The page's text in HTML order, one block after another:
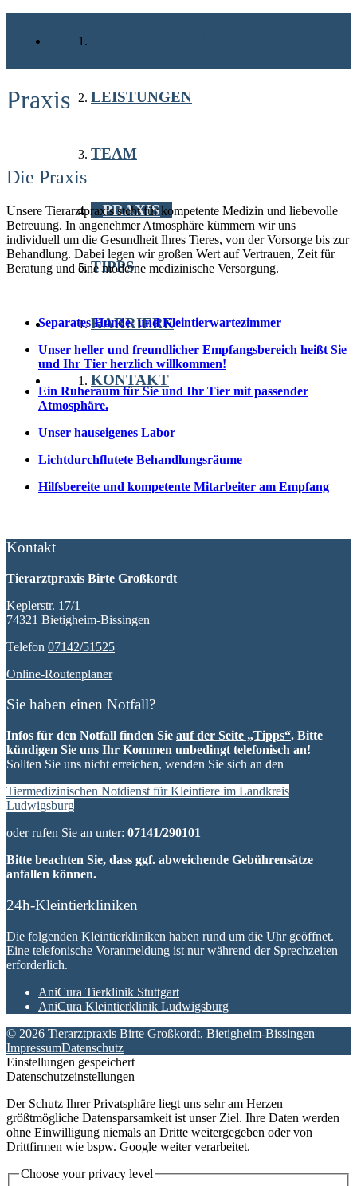
LEISTUNGEN
TEAM
PRAXIS
TIPPS
KARRIERE
KONTAKT
Praxis
Die Praxis
Unsere Tierarztpraxis steht für kompetente Medizin und liebevolle
Betreuung. In angenehmer Atmosphäre kümmern wir uns
individuell um die Gesundheit Ihres Tieres, von der Vorsorge bis zur
Behandlung. Dabei legen wir großen Wert auf Vertrauen, Zeit für
Beratung und eine moderne medizinische Versorgung.
Separates Hunde- und Kleintierwartezimmer
Unser heller und freundlicher Empfangsbereich heißt Sie
und Ihr Tier herzlich willkommen!
Ein Ruheraum für Sie und Ihr Tier mit passender
Atmosphäre.
Unser hauseigenes Labor
Lichtdurchflutete Behandlungsräume
Hilfsbereite und kompetente Mitarbeiter am Empfang
Kontakt
Tierarztpraxis Birte Großkordt
Keplerstr. 17/1
74321 Bietigheim-Bissingen
Telefon 07142/51525
Online-Routenplaner
Sie haben einen Notfall?
Infos für den Notfall finden Sie auf der Seite „Tipps“. Bitte
kündigen Sie uns Ihr Kommen unbedingt telefonisch an!
Sollten Sie uns nicht erreichen, wenden Sie sich an den
Tiermedizinischen Notdienst für Kleintiere im Landkreis
Ludwigsburg
oder rufen Sie an unter: 07141/290101
Bitte beachten Sie, dass ggf. abweichende Gebührensätze
anfallen können.
24h-Kleintierkliniken
Die folgenden Kleintierkliniken haben rund um die Uhr geöffnet.
Eine telefonische Voranmeldung ist nur während der Sprechzeiten
erforderlich.
AniCura Tierklinik Stuttgart
AniCura Kleintierklinik Ludwigsburg
© 2026 Tierarztpraxis Birte Großkordt, Bietigheim-Bissingen
ImpressumDatenschutz
Einstellungen gespeichert
Datenschutzeinstellungen
Der Schutz Ihrer Privatsphäre liegt uns sehr am Herzen –
größtmögliche Datensparsamkeit ist unser Ziel. Ihre Daten werden
ohne Einwilligung niemals an Dritte weitergegeben oder von
Drittfirmen wie bspw. Google weiter verarbeitet.
Choose your privacy level